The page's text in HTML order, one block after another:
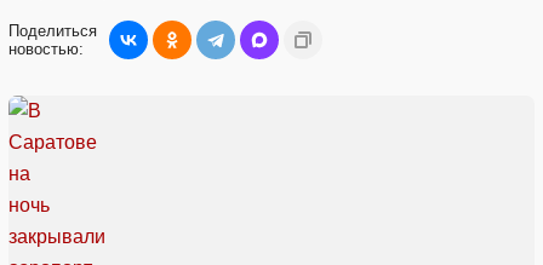
Поделиться
новостью: